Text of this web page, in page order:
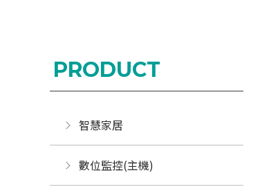
PRODUCT
智慧家居
數位監控(主機)